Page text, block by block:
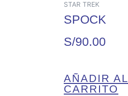
STAR TREK
SPOCK
S/90.00
AÑADIR AL
CARRITO